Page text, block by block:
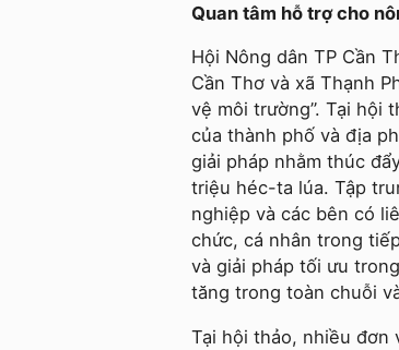
Quan tâm hỗ trợ cho
Hội Nông dân TP Cần
Cần Thơ và xã Thạnh
vệ môi trường”. Tại hội
của thành phố và địa
giải pháp nhằm thúc
triệu héc-ta lúa. Tập
nghiệp và các bên có
chức, cá nhân trong
và giải pháp tối ưu
tăng trong toàn chuỗi
Tại hội thảo, nhiều đơn